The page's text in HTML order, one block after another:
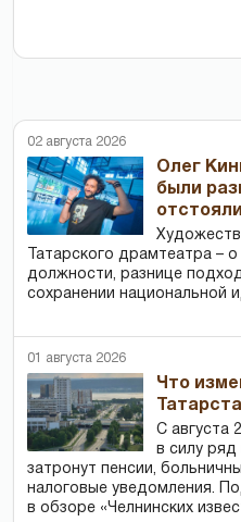
02 августа 2026
Олег
были
Татарского драмтеатра –
должности, разнице
сохранении национальной
01 августа 2026
Что
С августа
в силу
затронут пенсии,
налоговые уведомления.
в обзоре «Челнинских